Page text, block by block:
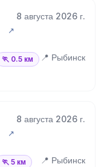
8 августа 2026 г.
🏃 0.5 км 📍 Рыбинск
8 августа 2026 г.
🏃 5 км 📍 Рыбинск